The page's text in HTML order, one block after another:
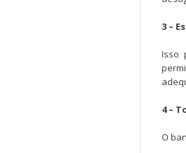
3 –
Isso
4 –
O